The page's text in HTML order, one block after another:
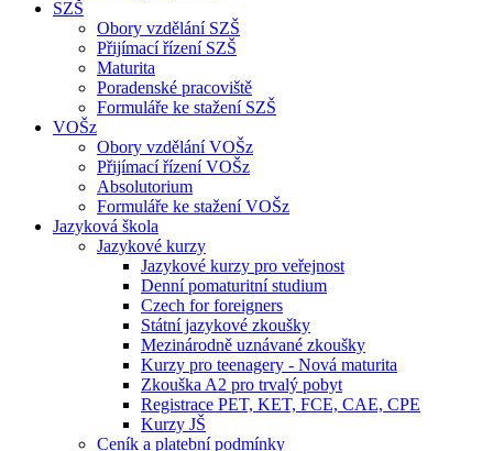
SZŠ
Obory vzdělání SZŠ
Přijímací řízení SZŠ
Maturita
Poradenské pracoviště
Formuláře ke stažení SZŠ
VOŠz
Obory vzdělání VOŠz
Přijímací řízení VOŠz
Absolutorium
Formuláře ke stažení VOŠz
Jazyková škola
Jazykové kurzy
Jazykové kurzy pro veřejnost
Denní pomaturitní studium
Czech for foreigners
Státní jazykové zkoušky
Mezinárodně uznávané zkoušky
Kurzy pro teenagery - Nová maturita
Zkouška A2 pro trvalý pobyt
Registrace PET, KET, FCE, CAE, CPE
Kurzy JŠ
Ceník a platební podmínky